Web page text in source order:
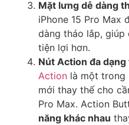
Mặt lưng dễ dàng
iPhone 15 Pro Max
dàng tháo lắp, giúp
tiện lợi hơn.
Nút Action đa
Action là một trong
mới thay thế cho
Pro Max. Action
năng khác nhau